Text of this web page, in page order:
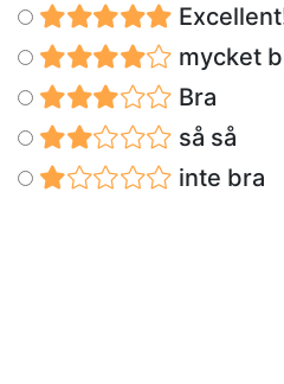
mycket
Bra
så så
inte bra